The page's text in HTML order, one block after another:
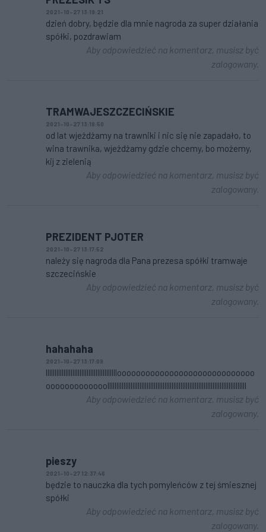
2021-10-27 13:19:21
dzień dobry, będzie dla mnie nagroda za super działania
spółki, pozdrawiam
Aby odpowiedzieć na komentarz, musisz być
zalogowany.
TRAMWAJESZCZECIŃSKIE
2021-10-27 13:18:50
od lat wjeżdżamy na trawniki i nic się nie zapadało, to
wina trawnika, wjeżdżamy gdzie chcemy, bo możemy,
kij z zielenią
Aby odpowiedzieć na komentarz, musisz być
zalogowany.
PREZIDENT PJOTER
2021-10-27 13:17:52
należy się nagroda dla Pana prezesa spółki tramwaje
szczecińskie
Aby odpowiedzieć na komentarz, musisz być
zalogowany.
hahahaha
2021-10-27 13:17:09
llllllllllllllllllllllllllllllllllllllllooooooooooooooooooooooooooooo
ooooooooooooollllllllllllllllllllllllllllllllllllllllllllllllllllllllllllllllllllllllllllll
Aby odpowiedzieć na komentarz, musisz być
zalogowany.
pieszy
2021-10-27 12:37:46
będzie to nauczka dla tych pomyleńców z tej śmiesznej
spółki
Aby odpowiedzieć na komentarz, musisz być
zalogowany.